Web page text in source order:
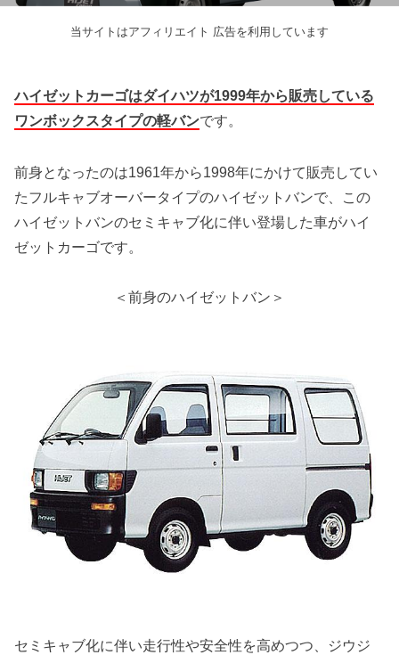
当サイトはアフィリエイト 広告を利用しています
ハイゼットカーゴはダイハツが1999年から販売している
ワンボックスタイプの軽バンです。
前身となったのは1961年から1998年にかけて販売してい
たフルキャブオーバータイプのハイゼットバンで、この
ハイゼットバンのセミキャブ化に伴い登場した車がハイ
ゼットカーゴです。
＜前身のハイゼットバン＞
セミキャブ化に伴い走行性や安全性を高めつつ、ジウジ